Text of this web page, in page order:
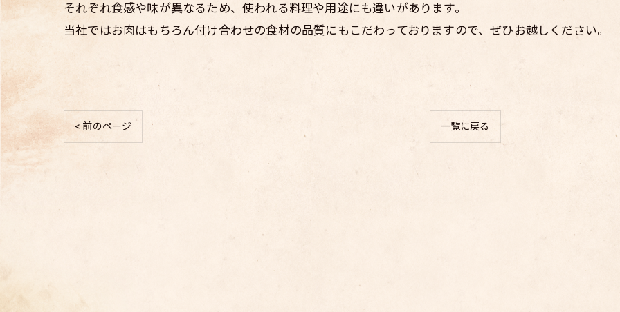
それぞれ食感や味が異なるため、使われる料理や用途にも違いがあります。
当社ではお肉はもちろん付け合わせの食材の品質にもこだわっておりますので、ぜひお越しください。
< 前のページ 一覧に戻る